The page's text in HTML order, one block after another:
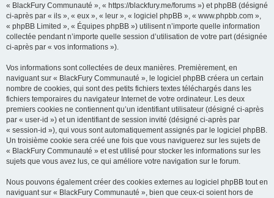
« BlackFury Communauté », « https://blackfury.me/forums ») et phpBB (désigné
ci-après par « ils », « eux », « leur », « logiciel phpBB », « www.phpbb.com »,
« phpBB Limited », « Équipes phpBB ») utilisent n’importe quelle information
collectée pendant n’importe quelle session d’utilisation de votre part (désignée
ci-après par « vos informations »).
Vos informations sont collectées de deux manières. Premièrement, en
naviguant sur « BlackFury Communauté », le logiciel phpBB créera un certain
nombre de cookies, qui sont des petits fichiers textes téléchargés dans les
fichiers temporaires du navigateur Internet de votre ordinateur. Les deux
premiers cookies ne contiennent qu’un identifiant utilisateur (désigné ci-après
par « user-id ») et un identifiant de session invité (désigné ci-après par
« session-id »), qui vous sont automatiquement assignés par le logiciel phpBB.
Un troisième cookie sera créé une fois que vous naviguerez sur les sujets de
« BlackFury Communauté » et est utilisé pour stocker les informations sur les
sujets que vous avez lus, ce qui améliore votre navigation sur le forum.
Nous pouvons également créer des cookies externes au logiciel phpBB tout en
naviguant sur « BlackFury Communauté », bien que ceux-ci soient hors de